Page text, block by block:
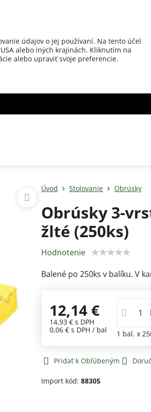
Úvod Stolovanie Obrúsky
Obrúsky 3-
žlté (250ks)
Hodnotenie
Balené po 250ks v balíku. V
12,14 €
14,93 €s DPH
0,06 € s DPH / bal 1 bal.x
Pridať k Obľúbeným
Import kód:88305
údajov o jej používaní. Na tento účel
alebo iných krajinách. Kliknutím na
alebo upraviť svoje preferencie.